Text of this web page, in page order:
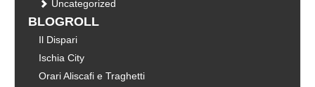
Uncategorized
BLOGROLL
Il Dispari
Ischia City
Orari Aliscafi e Traghetti